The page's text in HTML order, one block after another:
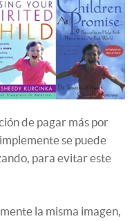
de pagar más por
se puede
para evitar este
la misma imagen,